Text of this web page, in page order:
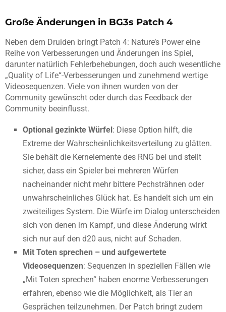
Große Änderungen in BG3s Patch 4
Neben dem Druiden bringt Patch 4: Nature’s Power eine
Reihe von Verbesserungen und Änderungen ins Spiel,
darunter natürlich Fehlerbehebungen, doch auch wesentliche
„Quality of Life“-Verbesserungen und zunehmend wertige
Videosequenzen. Viele von ihnen wurden von der
Community gewünscht oder durch das Feedback der
Community beeinflusst.
Optional gezinkte Würfel: Diese Option hilft, die
Extreme der Wahrscheinlichkeitsverteilung zu glätten.
Sie behält die Kernelemente des RNG bei und stellt
sicher, dass ein Spieler bei mehreren Würfen
nacheinander nicht mehr bittere Pechsträhnen oder
unwahrscheinliches Glück hat. Es handelt sich um ein
zweiteiliges System. Die Würfe im Dialog unterscheiden
sich von denen im Kampf, und diese Änderung wirkt
sich nur auf den d20 aus, nicht auf Schaden.
Mit Toten sprechen – und aufgewertete
Videosequenzen: Sequenzen in speziellen Fällen wie
„Mit Toten sprechen“ haben enorme Verbesserungen
erfahren, ebenso wie die Möglichkeit, als Tier an
Gesprächen teilzunehmen. Der Patch bringt zudem